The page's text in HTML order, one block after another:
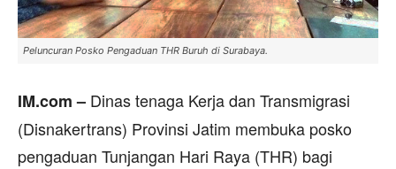
Peluncuran Posko Pengaduan THR Buruh di Surabaya.
IM.com – Dinas tenaga Kerja dan Transmigrasi
(Disnakertrans) Provinsi Jatim membuka posko
pengaduan Tunjangan Hari Raya (THR) bagi